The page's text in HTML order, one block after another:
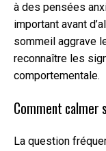
à des pensées
important avant
sommeil aggrave
reconnaître les
comportementale.
Comment calmer
La question